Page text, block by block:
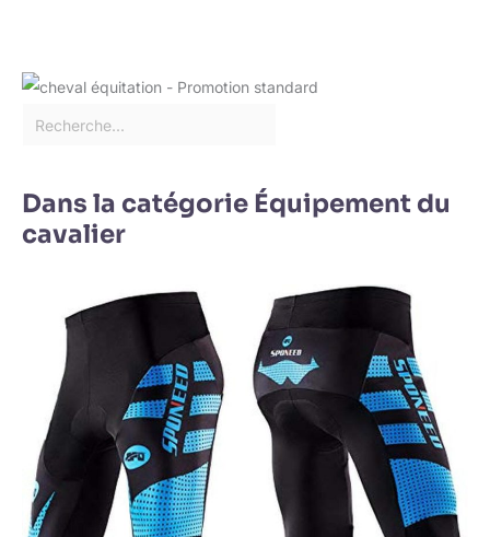
Dans la catégorie Équipement du
cavalier